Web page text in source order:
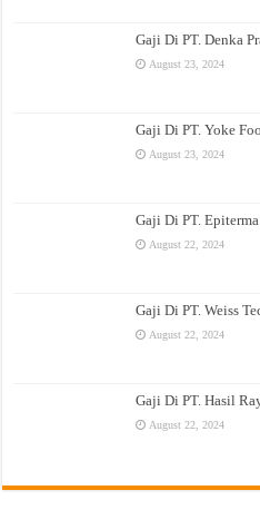
Gaji Di PT. Denka
August 23, 2024
Gaji Di PT. Yoke
August 23, 2024
Gaji Di PT.
August 22, 2024
Gaji Di PT. Weiss
August 22, 2024
Gaji Di PT. Hasil
August 22, 2024